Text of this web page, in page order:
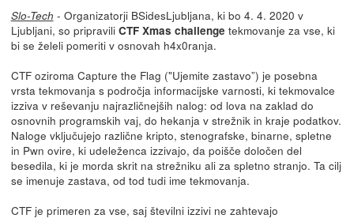
Slo-Tech - Organizatorji BSidesLjubljana, ki bo 4. 4. 2020 v
Ljubljani, so pripravili CTF Xmas challenge tekmovanje za vse, ki
bi se želeli pomeriti v osnovah h4x0ranja.
CTF oziroma Capture the Flag ("Ujemite zastavo”) je posebna
vrsta tekmovanja s področja informacijske varnosti, ki tekmovalce
izziva v reševanju najrazličnejših nalog: od lova na zaklad do
osnovnih programskih vaj, do hekanja v strežnik in kraje podatkov.
Naloge vključujejo različne kripto, stenografske, binarne, spletne
in Pwn ovire, ki udeleženca izzivajo, da poišče določen del
besedila, ki je morda skrit na strežniku ali za spletno stranjo. Ta cilj
se imenuje zastava, od tod tudi ime tekmovanja.
CTF je primeren za vse, saj številni izzivi ne zahtevajo